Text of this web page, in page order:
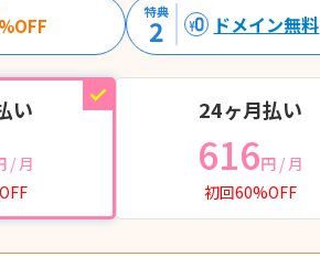
%OFF
特典
2 ドメイン無料
い
/ 月
24ヶ月払い
616円 / 月
初回60%OFF